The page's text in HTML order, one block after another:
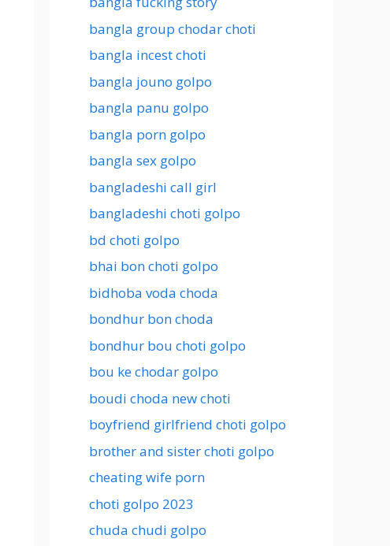
bangla group chodar choti
bangla incest choti
bangla jouno golpo
bangla panu golpo
bangla porn golpo
bangla sex golpo
bangladeshi call girl
bangladeshi choti golpo
bd choti golpo
bhai bon choti golpo
bidhoba voda choda
bondhur bon choda
bondhur bou choti golpo
bou ke chodar golpo
boudi choda new choti
boyfriend girlfriend choti golpo
brother and sister choti golpo
cheating wife porn
choti golpo 2023
chuda chudi golpo